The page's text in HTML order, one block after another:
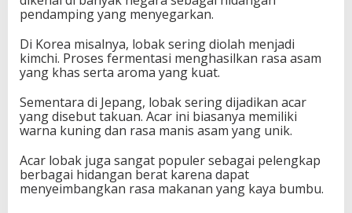
pendamping yang menyegarkan.
Di Korea misalnya, lobak sering diolah menjadi
kimchi. Proses fermentasi menghasilkan rasa asam
yang khas serta aroma yang kuat.
Sementara di Jepang, lobak sering dijadikan acar
yang disebut takuan. Acar ini biasanya memiliki
warna kuning dan rasa manis asam yang unik.
Acar lobak juga sangat populer sebagai pelengkap
berbagai hidangan berat karena dapat
menyeimbangkan rasa makanan yang kaya bumbu.